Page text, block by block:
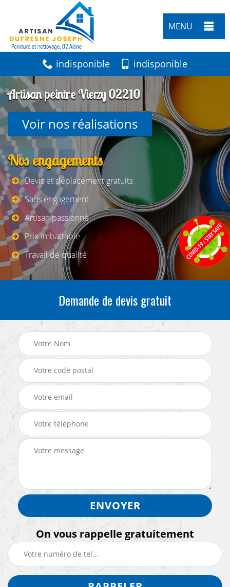
MENU
indisponible indisponible
Artisan peintre Vierzy 02210
Voir nos réalisations
Nos engagements
Devis et déplacement gratuits
Sans engagement
Artisan passionné
Prix imbattable
Travail de qualité
Demande de devis gratuit
On vous rappelle gratuitement